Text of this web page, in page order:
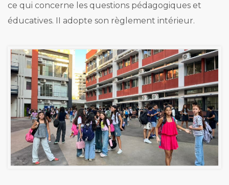
ce qui concerne les questions pédagogiques et
éducatives. II adopte son règlement intérieur.